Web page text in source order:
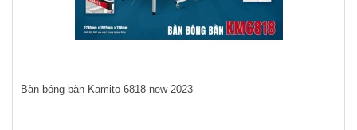
Bàn bóng bàn Kamito 6818 new 2023